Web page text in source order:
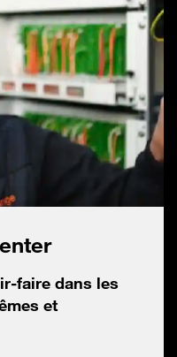
faire dans les
et